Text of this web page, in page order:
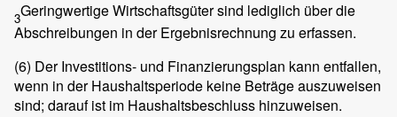
3Geringwertige Wirtschaftsgüter sind lediglich über die
Abschreibungen in der Ergebnisrechnung zu erfassen.
(6) Der Investitions- und Finanzierungsplan kann entfallen,
wenn in der Haushaltsperiode keine Beträge auszuweisen
sind; darauf ist im Haushaltsbeschluss hinzuweisen.